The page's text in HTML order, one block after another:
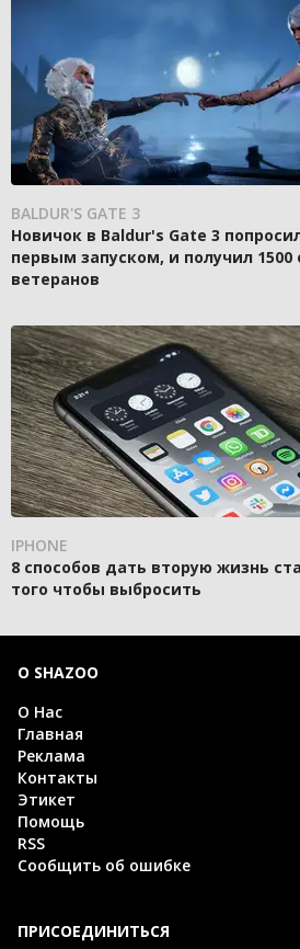
BALDUR'S GATE 3
Новичок в Baldur's Gate 3
первым запуском, и получил 1500
ветеранов
IPHONE
8 способов дать вторую жизнь
того чтобы выбросить
О SHAZOO
О Нас
Главная
Реклама
Контакты
Этикет
Помощь
RSS
Сообщить об ошибке
ПРИСОЕДИНИТЬСЯ